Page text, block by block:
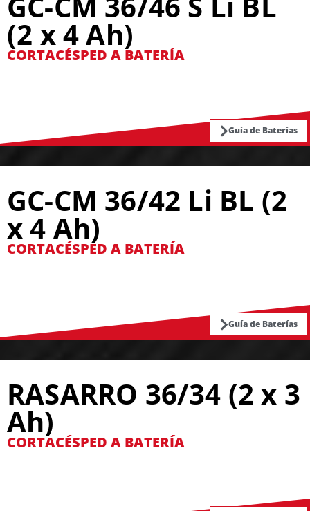
(2 x 4 Ah)
CORTACÉSPED A BATERÍA
Guía de Baterías
GC-CM 36/42 Li BL (2
x 4 Ah)
CORTACÉSPED A BATERÍA
Guía de Baterías
RASARRO 36/34 (2 x 3
Ah)
CORTACÉSPED A BATERÍA